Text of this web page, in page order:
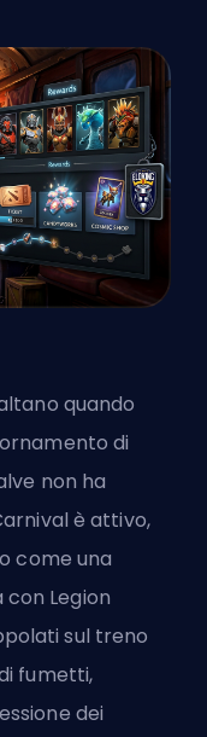
quando
di
non ha
è attivo,
come una
Legion
sul treno
fumetti,
dei